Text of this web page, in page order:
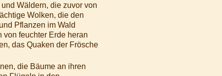
Wäldern, die zuvor von
Wolken, die den
Pflanzen im Wald
von feuchter Erde heran
das Quaken der Frösche
die Bäume an ihren